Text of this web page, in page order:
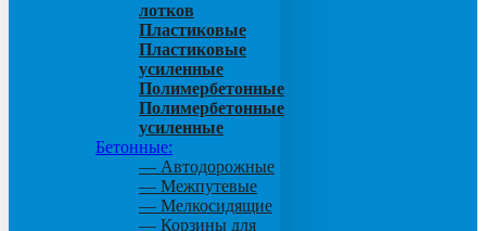
лотков
Пластиковые
Пластиковые
усиленные
Полимербетонные
Полимербетонные
усиленные
Бетонные:
— Автодорожные
— Межпутевые
— Мелкосидящие
— Корзины для